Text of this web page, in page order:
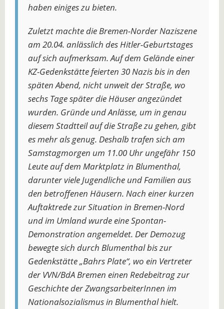
haben einiges zu bieten.
Zuletzt machte die Bremen-Norder Naziszene
am 20.04. anlässlich des Hitler-Geburtstages
auf sich aufmerksam. Auf dem Gelände einer
KZ-Gedenkstätte feierten 30 Nazis bis in den
späten Abend, nicht unweit der Straße, wo
sechs Tage später die Häuser angezündet
wurden. Gründe und Anlässe, um in genau
diesem Stadtteil auf die Straße zu gehen, gibt
es mehr als genug. Deshalb trafen sich am
Samstagmorgen um 11.00 Uhr ungefähr 150
Leute auf dem Marktplatz in Blumenthal,
darunter viele Jugendliche und Familien aus
den betroffenen Häusern. Nach einer kurzen
Auftaktrede zur Situation in Bremen-Nord
und im Umland wurde eine Spontan-
Demonstration angemeldet. Der Demozug
bewegte sich durch Blumenthal bis zur
Gedenkstätte „Bahrs Plate“, wo ein Vertreter
der VVN/BdA Bremen einen Redebeitrag zur
Geschichte der ZwangsarbeiterInnen im
Nationalsozialismus in Blumenthal hielt.